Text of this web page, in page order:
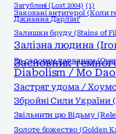
Загублені (Lost 2004) (1)
Закохані антигерої (Коли
Джианна Дарлінґ
Залишки бруду (Stains of
Залізна людина
За садовим парканом
Засновник
Diabolism / Mo
Застряг удома /
Збройні Сили України
Звільнити цю Відьму
Золоте божество (Golden